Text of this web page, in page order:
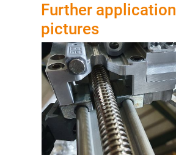
Further application
pictures